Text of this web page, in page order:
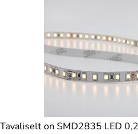
Tavaliselt on SMD2835 LED